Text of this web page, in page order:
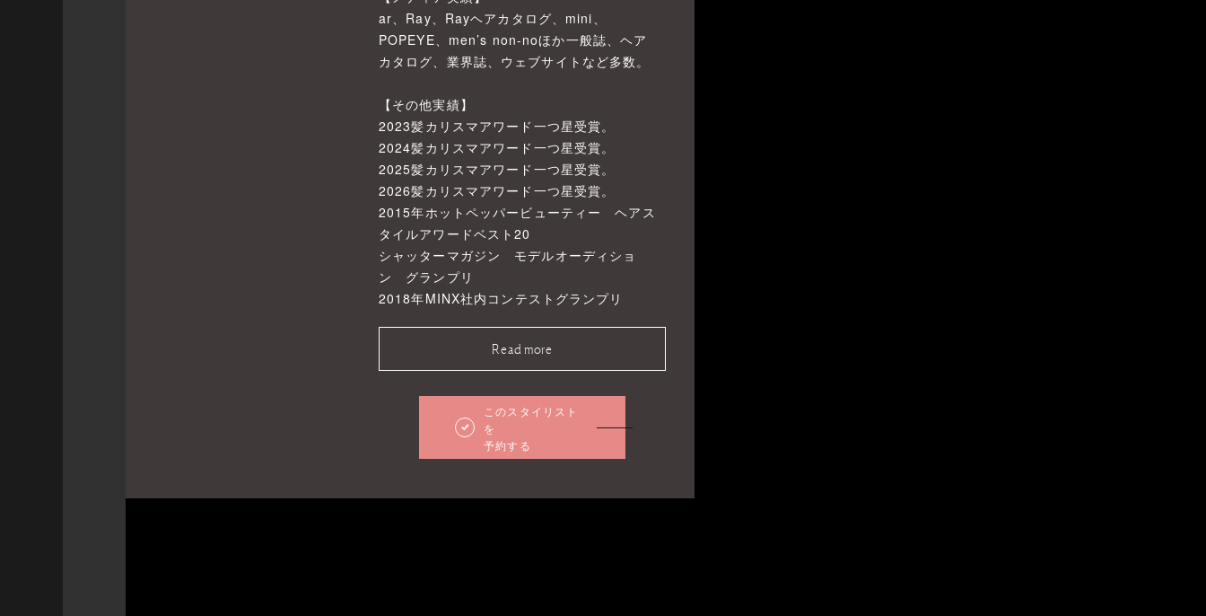
ar、Ray、Rayヘアカタログ、mini、
POPEYE、men’s non-noほか一般誌、ヘア
カタログ、業界誌、ウェブサイトなど多数。
【その他実績】
2023髪カリスマアワード一つ星受賞。
2024髪カリスマアワード一つ星受賞。
2025髪カリスマアワード一つ星受賞。
2026髪カリスマアワード一つ星受賞。
2015年ホットペッパービューティー ヘアス
タイルアワードベスト20
シャッターマガジン モデルオーディショ
ン グランプリ
2018年MINX社内コンテストグランプリ
Read more
このスタイリスト
を
予約する